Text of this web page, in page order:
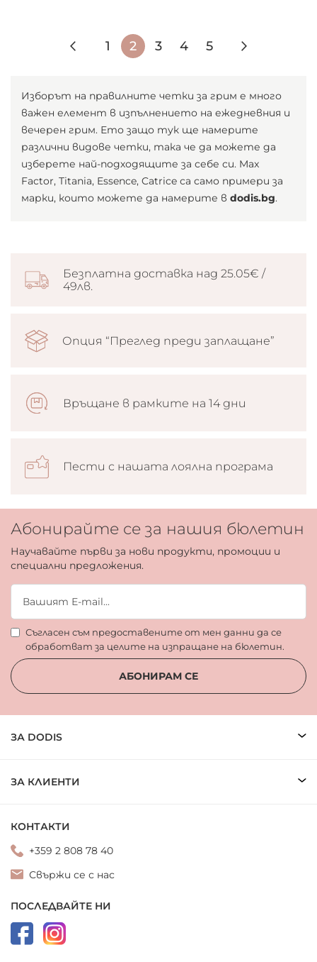
Страница
Страница
НазадСтраница
1
В
четете
страница
2 Страница
3 Страница
4 Страница
5
Изборът на правилните четки за грим е много
важен елемент в изпълнението на ежедневния и
вечерен грим. Ето защо тук ще намерите
различни видове четки, така че да можете да
изберете най-подходящите за себе си. Max
Factor, Titania, Essence, Catrice са само примери за
марки, които можете да намерите в dodis.bg.
Безплатна доставка над 25.05€ /
49лв.
Опция “Преглед преди заплащане”
Връщане в рамките на 14 дни
Пести с нашата лоялна програма
Абонирайте се за нашия бюлетин
Научавайте първи за нови продукти, промоции и
специални предложения.
Съгласен съм предоставените от мен данни да се
обработват за целите на изпращане на бюлетин.
АБОНИРАМ СЕ
ЗА DODIS
ЗА КЛИЕНТИ
КОНТАКТИ
+359 2 808 78 40
Свържи се с нас
ПОСЛЕДВАЙТЕ НИ